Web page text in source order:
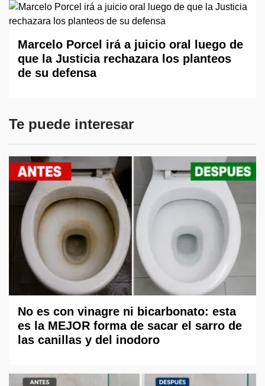
Marcelo Porcel irá a juicio oral luego de
que la Justicia rechazara los planteos
de su defensa
Te puede interesar
No es con vinagre ni bicarbonato: esta
es la MEJOR forma de sacar el sarro de
las canillas y del inodoro